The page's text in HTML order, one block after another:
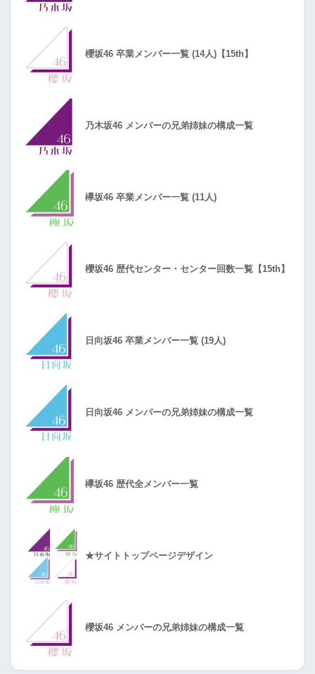
櫻坂46 卒業メンバー一覧 (14人)【15th】
乃木坂46 メンバーの兄弟姉妹の構成一覧
欅坂46 卒業メンバー一覧 (11人)
櫻坂46 歴代センター・センター回数一覧【15th】
日向坂46 卒業メンバー一覧 (19人)
日向坂46 メンバーの兄弟姉妹の構成一覧
欅坂46 歴代全メンバー一覧
★サイトトップページデザイン
櫻坂46 メンバーの兄弟姉妹の構成一覧